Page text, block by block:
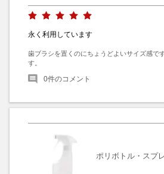
永く利用しています
歯ブラシを置くのにちょうどよいサイズ感で
す。
0件のコメント
ポリボトル・スプ